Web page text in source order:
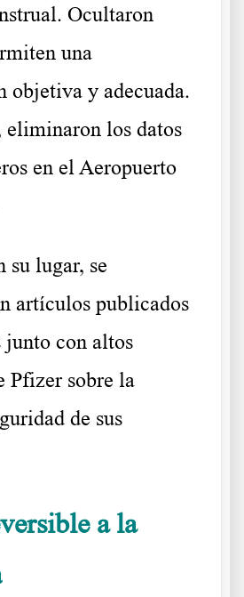
Ocultaron
una
objetiva y adecuada.
eliminaron los datos
en el Aeropuerto
su lugar, se
artículos publicados
con altos
Pfizer sobre la
de sus
a la
Carta Abierta al Gobierno del